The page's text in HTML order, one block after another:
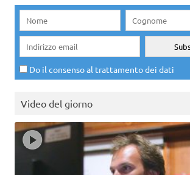
Do il consenso al trattamento dei dati
Video del giorno